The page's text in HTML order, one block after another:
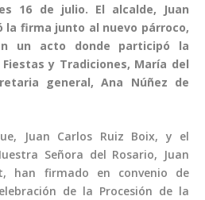
16 de julio. El alcalde, Juan
la firma junto al nuevo párroco,
un acto donde participó la
y Tradiciones, María del
general, Ana Núñez de
Juan Carlos Ruiz Boix, y el
Señora del Rosario, Juan
han firmado en convenio de
de la Procesión de la